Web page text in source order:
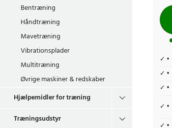
Bentræning
Håndtræning
Mavetræning
Vibrationsplader
Multitræning
Øvrige maskiner & redskaber
Hjælpemidler for træning
Træningsudstyr